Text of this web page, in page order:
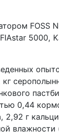
FOSS
FIAstar 5000,
0,44
г
влажности